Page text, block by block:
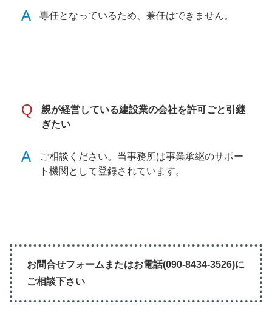
A 専任となっているため、兼任はできません。
Q
親が経営している建設業の会社を許可ごと引継
ぎたい
A
ご相談ください。当事務所は事業承継のサポー
ト機関として登録されています。
お問合せフォームまたはお電話(090-8434-3526)に
ご相談下さい